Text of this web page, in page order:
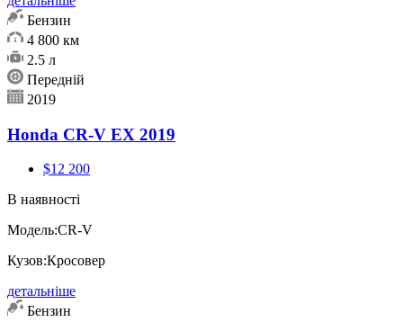
Бензин
4 800 км
2.5 л
Передній
2019
Honda CR-V EX 2019
$12 200
В наявності
Модель:CR-V
Кузов:Кросовер
детальніше
Бензин